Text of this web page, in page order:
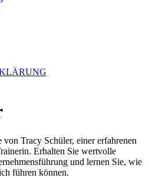
von Tracy Schüler, einer erfahrenen
Erhalten Sie wertvolle
und lernen Sie, wie
führen können.